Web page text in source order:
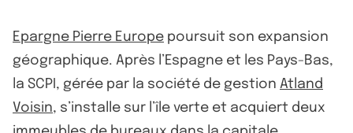
Epargne Pierre Europe poursuit son expansion
géographique. Après l’Espagne et les Pays-Bas,
la SCPI, gérée par la société de gestion Atland
Voisin, s’installe sur l’île verte et acquiert deux